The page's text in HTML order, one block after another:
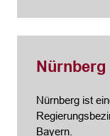
Nürnberg
Nürnberg ist
Bayern.